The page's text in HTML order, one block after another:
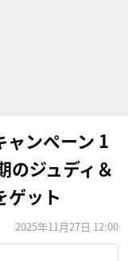
ャンペーン 1
のジュディ＆
ゲット
2025年11月27日 12:00